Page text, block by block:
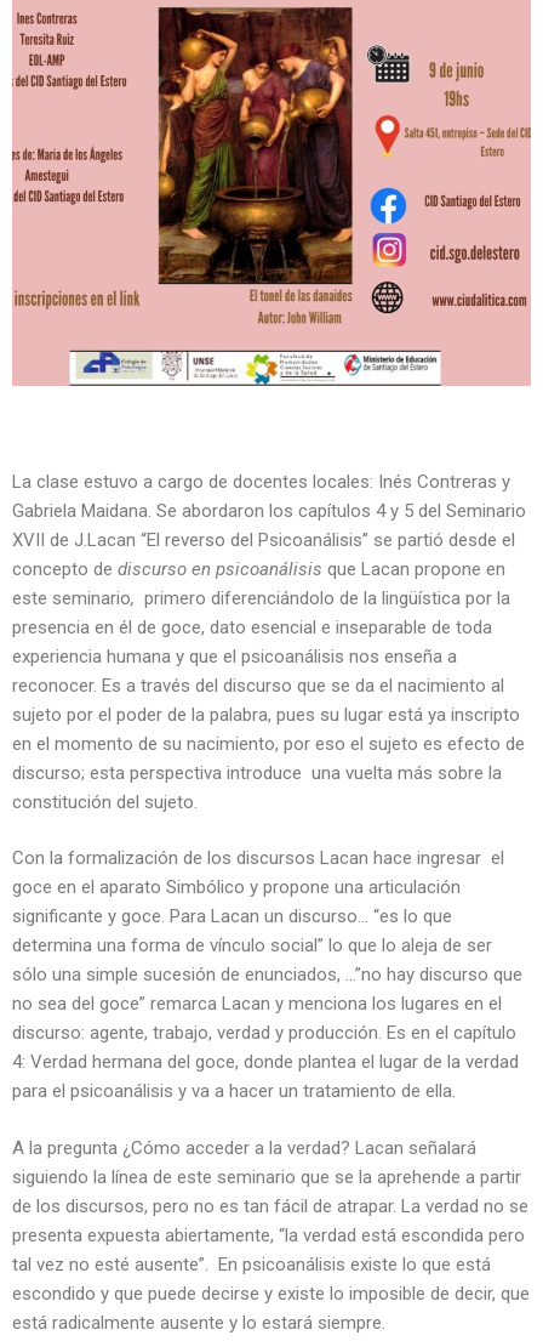
La clase estuvo a cargo de docentes locales: Inés Contreras y
Gabriela Maidana. Se abordaron los capítulos 4 y 5 del Seminario
XVII de J.Lacan “El reverso del Psicoanálisis” se partió desde el
concepto de discurso en psicoanálisis que Lacan propone en
este seminario, primero diferenciándolo de la lingüística por la
presencia en él de goce, dato esencial e inseparable de toda
experiencia humana y que el psicoanálisis nos enseña a
reconocer. Es a través del discurso que se da el nacimiento al
sujeto por el poder de la palabra, pues su lugar está ya inscripto
en el momento de su nacimiento, por eso el sujeto es efecto de
discurso; esta perspectiva introduce una vuelta más sobre la
constitución del sujeto.
Con la formalización de los discursos Lacan hace ingresar el
goce en el aparato Simbólico y propone una articulación
significante y goce. Para Lacan un discurso… “es lo que
determina una forma de vínculo social” lo que lo aleja de ser
sólo una simple sucesión de enunciados, …”no hay discurso que
no sea del goce” remarca Lacan y menciona los lugares en el
discurso: agente, trabajo, verdad y producción. Es en el capítulo
4: Verdad hermana del goce, donde plantea el lugar de la verdad
para el psicoanálisis y va a hacer un tratamiento de ella.
A la pregunta ¿Cómo acceder a la verdad? Lacan señalará
siguiendo la línea de este seminario que se la aprehende a partir
de los discursos, pero no es tan fácil de atrapar. La verdad no se
presenta expuesta abiertamente, “la verdad está escondida pero
tal vez no esté ausente”. En psicoanálisis existe lo que está
escondido y que puede decirse y existe lo imposible de decir, que
está radicalmente ausente y lo estará siempre.